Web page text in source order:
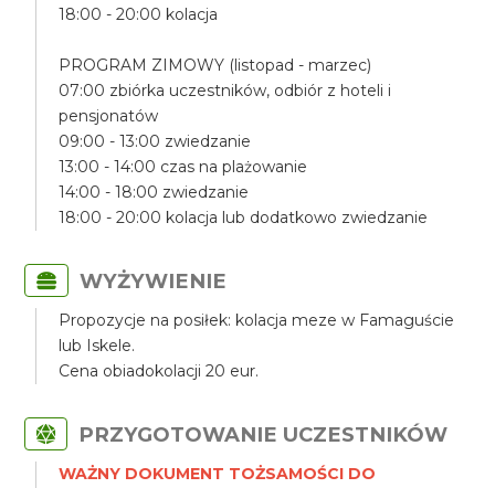
18:00 - 20:00 kolacja
PROGRAM ZIMOWY (listopad - marzec)
07:00 zbiórka uczestników, odbiór z hoteli i
pensjonatów
09:00 - 13:00 zwiedzanie
13:00 - 14:00 czas na plażowanie
14:00 - 18:00 zwiedzanie
18:00 - 20:00 kolacja lub dodatkowo zwiedzanie
WYŻYWIENIE
Propozycje na posiłek: kolacja meze w Famaguście
lub Iskele.
Cena obiadokolacji 20 eur.
PRZYGOTOWANIE UCZESTNIKÓW
WAŻNY DOKUMENT TOŻSAMOŚCI DO